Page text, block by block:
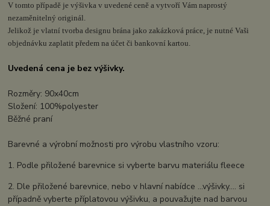
V tomto případě je výšivka v uvedené ceně a vytvoří Vám naprostý
nezaměnitelný originál.
Jelikož je vlatní tvorba designu brána jako zakázková práce, je nutné Vaši
objednávku zaplatit předem na účet či bankovní kartou.
Uvedená cena je bez výšivky.
Rozměry: 90x40cm
Složení: 100%polyester
Běžné praní
Barevné a výrobní možnosti pro výrobu vlastního vzoru:
1. Podle přiložené barevnice si vyberte barvu materiálu fleece
2. Dle přiložené barevnice, nebo v hlavní nabídce ...výšivky.... si
případně vyberte příplatovou výšivku, a pouvažujte nad barvou